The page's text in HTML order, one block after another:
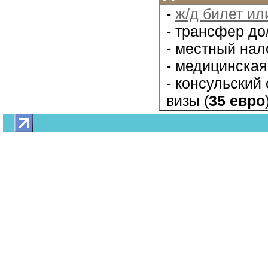
- ж/д билет
- трансфер
- местный
-
-
визы (35 евро